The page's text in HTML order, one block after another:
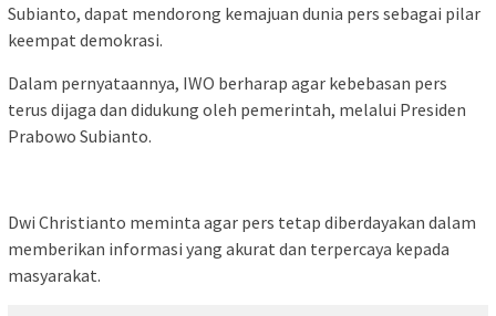
Subianto, dapat mendorong kemajuan dunia pers sebagai pilar
keempat demokrasi.
Dalam pernyataannya, IWO berharap agar kebebasan pers
terus dijaga dan didukung oleh pemerintah, melalui Presiden
Prabowo Subianto.
Dwi Christianto meminta agar pers tetap diberdayakan dalam
memberikan informasi yang akurat dan terpercaya kepada
masyarakat.